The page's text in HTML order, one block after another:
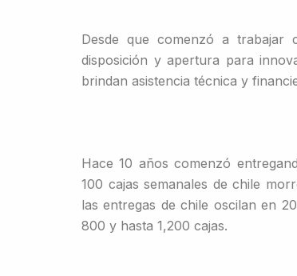
Desde que comenzó a trabajar
disposición y apertura para
brindan asistencia técnica y
Hace 10 años comenzó
100 cajas semanales de chile
las entregas de chile oscilan en
800 y hasta 1,200 cajas.